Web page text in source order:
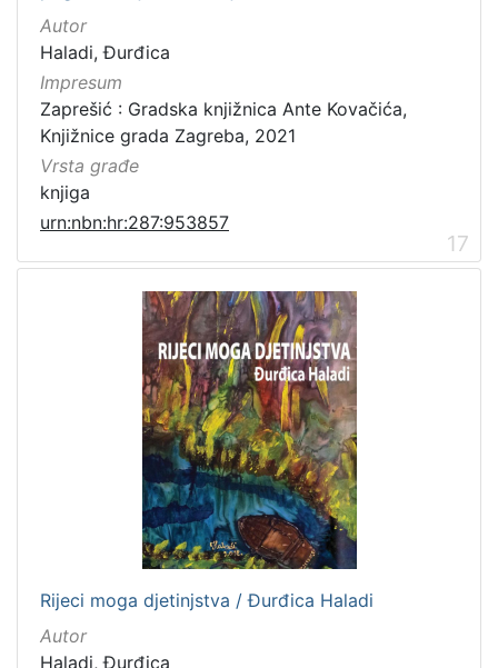
Autor
Haladi, Đurđica
Impresum
Zaprešić : Gradska knjižnica Ante Kovačića,
Knjižnice grada Zagreba, 2021
Vrsta građe
knjiga
urn:nbn:hr:287:953857
17
Rijeci moga djetinjstva / Đurđica Haladi
Autor
Haladi, Đurđica